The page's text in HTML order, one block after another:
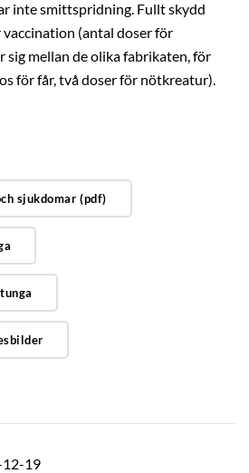
inte smittspridning. Fullt skydd
(antal doser för
sig mellan de olika fabrikaten, för
för får, två doser för nötkreatur).
sjukdomar (pdf)
19